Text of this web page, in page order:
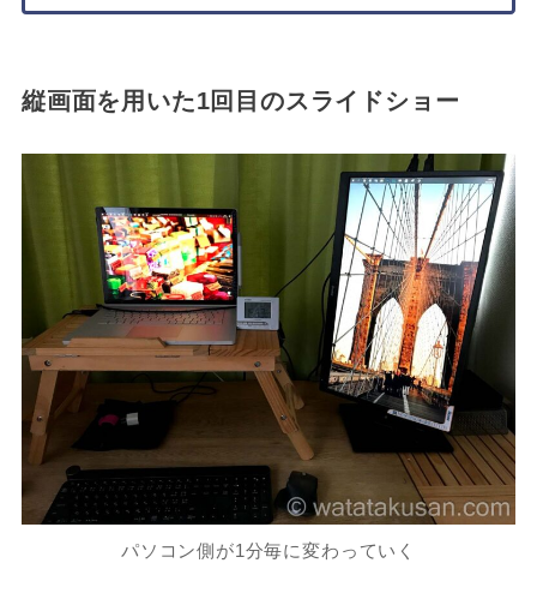
縦画面を用いた1回目のスライドショー
パソコン側が1分毎に変わっていく